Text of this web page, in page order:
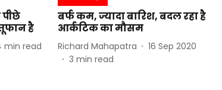
है
min read
बर्फ कम, ज्यादा बारिश, बदल रहा है
आर्कटिक का मौसम
Richard Mahapatra
16 Sep 2020
3 min read